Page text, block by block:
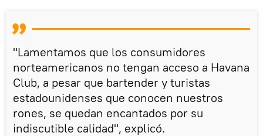
"Lamentamos que los consumidores
norteamericanos no tengan acceso a Havana
Club, a pesar que bartender y turistas
estadounidenses que conocen nuestros
rones, se quedan encantados por su
indiscutible calidad", explicó.